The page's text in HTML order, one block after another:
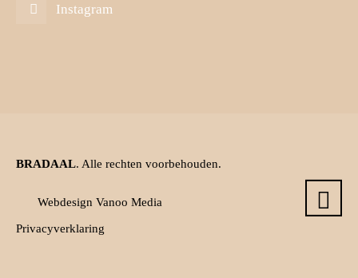
Instagram
BRADAAL. Alle rechten voorbehouden.
Webdesign Vanoo Media
Privacyverklaring